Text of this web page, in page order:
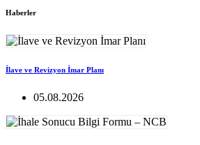
Haberler
İlave ve Revizyon İmar Planı
05.08.2026